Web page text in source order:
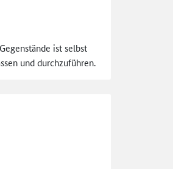
ist selbst
und durchzuführen.